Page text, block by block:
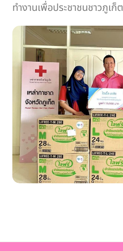
ทำงานเพื่อประชาชนชาวภูเก็ต